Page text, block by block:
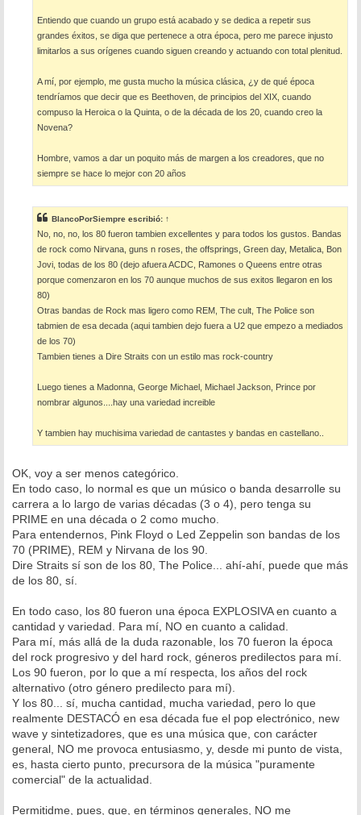
Entiendo que cuando un grupo está acabado y se dedica a repetir sus
grandes éxitos, se diga que pertenece a otra época, pero me parece injusto
limitarlos a sus orígenes cuando siguen creando y actuando con total plenitud.
A mí, por ejemplo, me gusta mucho la música clásica, ¿y de qué época
tendríamos que decir que es Beethoven, de principios del XIX, cuando
compuso la Heroica o la Quinta, o de la década de los 20, cuando creo la
Novena?
Hombre, vamos a dar un poquito más de margen a los creadores, que no
siempre se hace lo mejor con 20 años
BlancoPorSiempre escribió: ↑
No, no, no, los 80 fueron tambien excellentes y para todos los gustos. Bandas
de rock como Nirvana, guns n roses, the offsprings, Green day, Metalica, Bon
Jovi, todas de los 80 (dejo afuera ACDC, Ramones o Queens entre otras
porque comenzaron en los 70 aunque muchos de sus exitos llegaron en los
80)
Otras bandas de Rock mas ligero como REM, The cult, The Police son
tabmien de esa decada (aqui tambien dejo fuera a U2 que empezo a mediados
de los 70)
Tambien tienes a Dire Straits con un estilo mas rock-country
Luego tienes a Madonna, George Michael, Michael Jackson, Prince por
nombrar algunos....hay una variedad increible
Y tambien hay muchisima variedad de cantastes y bandas en castellano..
OK, voy a ser menos categórico.
En todo caso, lo normal es que un músico o banda desarrolle su
carrera a lo largo de varias décadas (3 o 4), pero tenga su
PRIME en una década o 2 como mucho.
Para entendernos, Pink Floyd o Led Zeppelin son bandas de los
70 (PRIME), REM y Nirvana de los 90.
Dire Straits sí son de los 80, The Police... ahí-ahí, puede que más
de los 80, sí.
En todo caso, los 80 fueron una época EXPLOSIVA en cuanto a
cantidad y variedad. Para mí, NO en cuanto a calidad.
Para mí, más allá de la duda razonable, los 70 fueron la época
del rock progresivo y del hard rock, géneros predilectos para mí.
Los 90 fueron, por lo que a mí respecta, los años del rock
alternativo (otro género predilecto para mí).
Y los 80... sí, mucha cantidad, mucha variedad, pero lo que
realmente DESTACÓ en esa década fue el pop electrónico, new
wave y sintetizadores, que es una música que, con carácter
general, NO me provoca entusiasmo, y, desde mi punto de vista,
es, hasta cierto punto, precursora de la música "puramente
comercial" de la actualidad.
Permitidme, pues, que, en términos generales, NO me